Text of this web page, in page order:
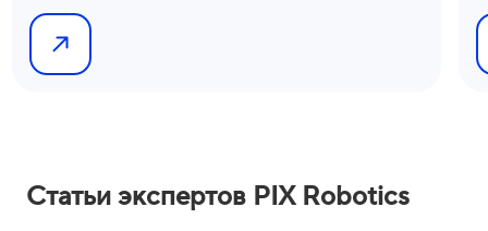
Статьи экспертов PIX Robotics